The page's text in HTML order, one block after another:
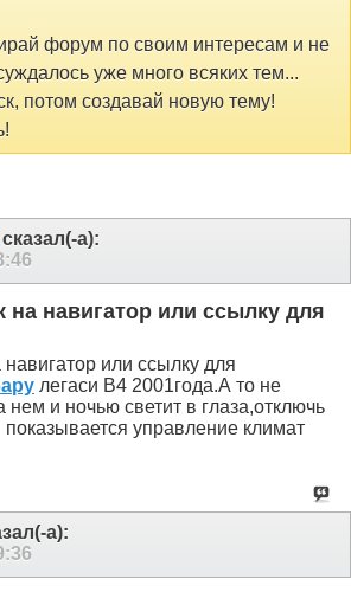
форум по своим интересам и не
уже много всяких тем...
потом создавай новую тему!
сказал(-а):
на навигатор или ссылку для
или ссылку для
легаси B4 2001года.А то не
нем и ночью светит в глаза,отключь
показывается управление климат
а):